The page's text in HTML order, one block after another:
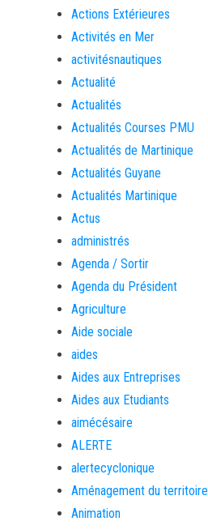
Actions Extérieures
Activités en Mer
activitésnautiques
Actualité
Actualités
Actualités Courses PMU
Actualités de Martinique
Actualités Guyane
Actualités Martinique
Actus
administrés
Agenda / Sortir
Agenda du Président
Agriculture
Aide sociale
aides
Aides aux Entreprises
Aides aux Etudiants
aimécésaire
ALERTE
alertecyclonique
Aménagement du territoire
Animation